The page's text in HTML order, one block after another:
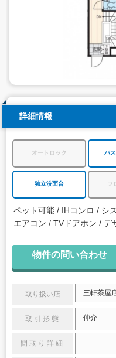
詳細情報
オートロック バ
独立洗面台 フ
ペット可能 IHコンロ シ
エアコン
TVドアホン デ
物件の問い合わせ
取り扱い店 三軒茶屋
取引形態 仲介
間取り詳細